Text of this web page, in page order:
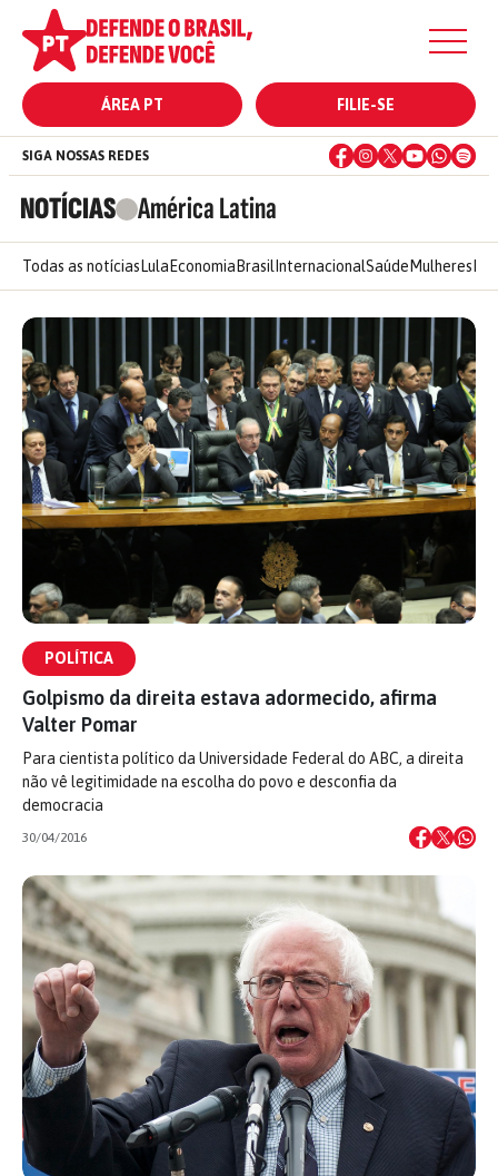
ÁREA PT FILIE-SE
NOTÍCIAS América Latina
SIGA NOSSAS REDES
Todas as notícias Lula Economia Brasil InternacionalSaúde Mulheres
POLÍTICA
Golpismo da direita estava adormecido, afirma
Valter Pomar
Para cientista político da Universidade Federal do ABC, a direita
não vê legitimidade na escolha do povo e desconfia da
democracia
30/04/2016